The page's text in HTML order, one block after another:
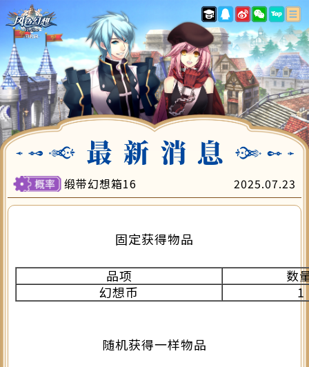
最新消息
游戏指南
账号注册
下载专区
游戏充值
会员中心
缎带幻想箱16 2025.07.23
固定获得物品
品项
数
幻想币
1
随机获得一样物品